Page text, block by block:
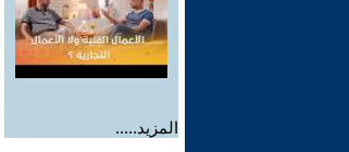
المزيد.....